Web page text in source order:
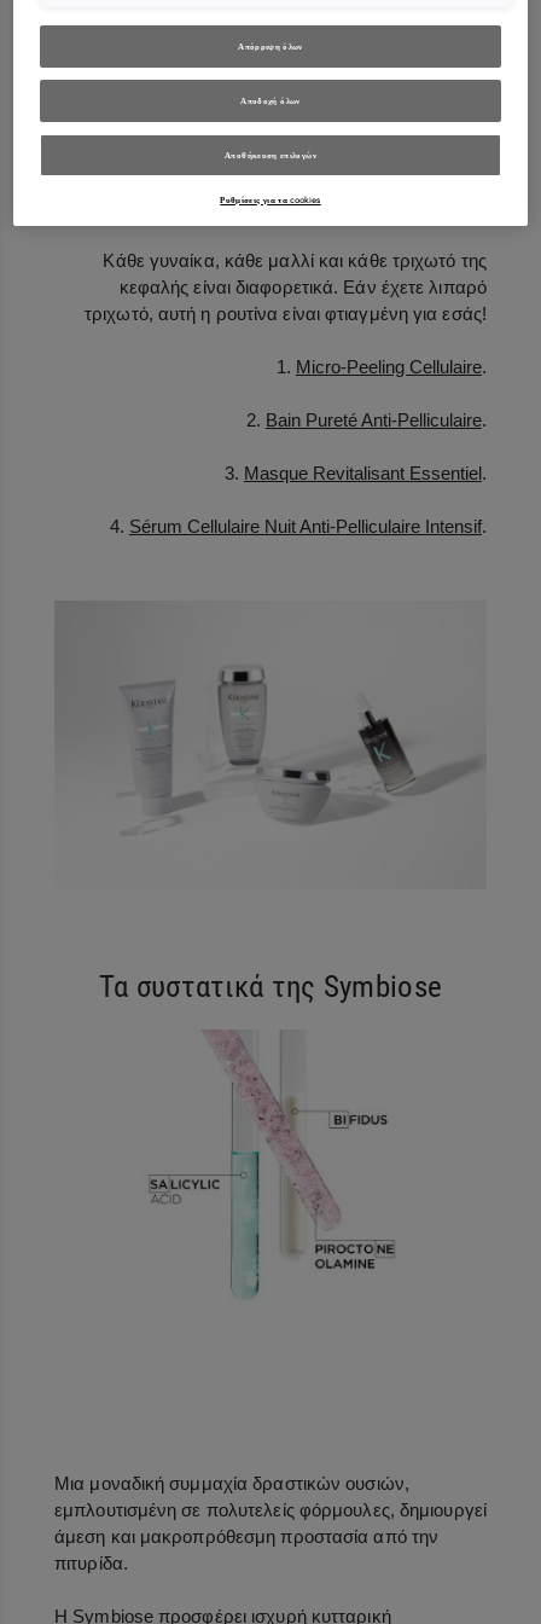
3.Fondant Apaisant Essentiel.
4.Sérum Cellulaire Nuit Anti-Pelliculaire Intensif.
Για λιπαρό τριχωτό
Κάθε γυναίκα, κάθε μαλλί και κάθε τριχωτό της
κεφαλής είναι διαφορετικά. Εάν έχετε λιπαρό
τριχωτό, αυτή η ρουτίνα είναι φτιαγμένη για εσάς!
1. Micro-Peeling Cellulaire.
2. Bain Pureté Anti-Pelliculaire.
3. Masque Revitalisant Essentiel.
4. Sérum Cellulaire Nuit Anti-Pelliculaire Intensif.
Τα συστατικά της Symbiose
Μια μοναδική συμμαχία δραστικών ουσιών,
εμπλουτισμένη σε πολυτελείς φόρμουλες, δημιουργεί
άμεση και μακροπρόθεσμη προστασία από την
πιτυρίδα.
Η Symbiose προσφέρει ισχυρή κυτταρική
Απόρριψη όλων
Αποδοχή όλων
Αποθήκευση επιλογών
Ρυθμίσεις για τα cookies